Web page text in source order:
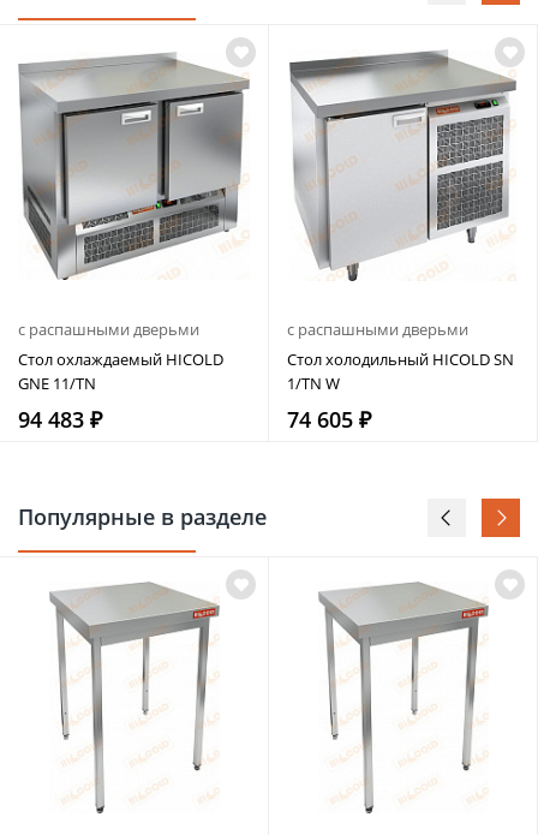
с распашными дверьми
Стол охлаждаемый HICOLD
GNE 11/TN
94 483 ₽
с распашными дверьми
Стол холодильный HICOLD SN
1/TN W
74 605 ₽
Популярные в разделе